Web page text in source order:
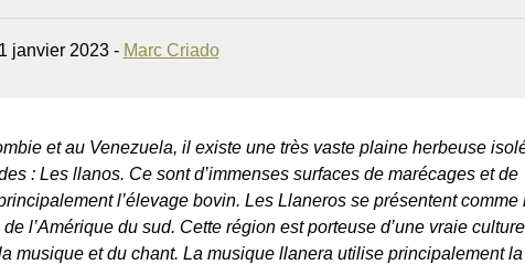
janvier 2023 - Marc Criado
et au Venezuela, il existe une très vaste plaine herbeuse
: Lesllanos. Ce sont d’immenses surfaces de marécages et de
l’élevage bovin. LesLlaneros se présentent comme
l’Amérique du sud. Cette région est porteuse d’une vraie
musique et du chant. La musiquellanera utilise principalement